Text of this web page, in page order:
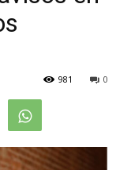
0
981